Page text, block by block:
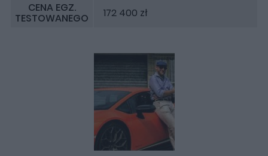
CENA EGZ.
TESTOWANEGO 172 400 zł